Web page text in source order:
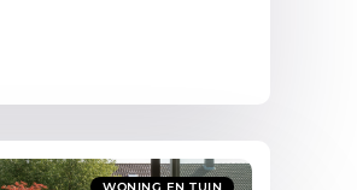
WONING EN TUIN